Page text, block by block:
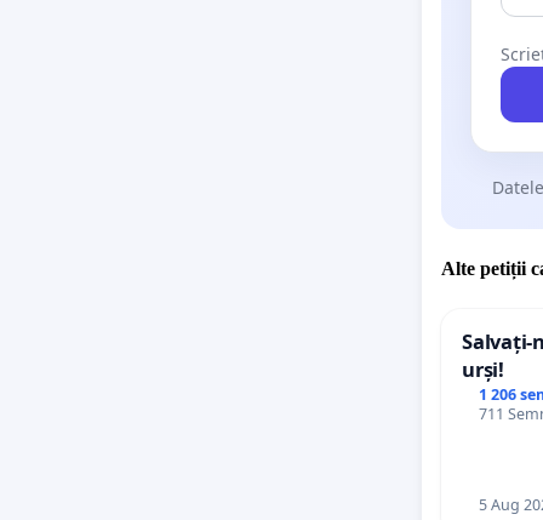
Alte petiții
Salvați-
urși!
1 206
711
5 Aug